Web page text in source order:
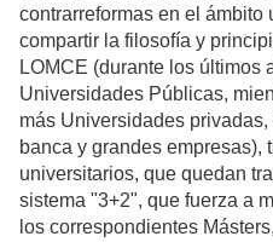
contrarreformas en el ámbito
compartir la filosofía y
LOMCE (durante los últimos
Universidades Públicas,
más Universidades
banca y grandes empresas),
universitarios, que quedan
sistema "3+2", que fuerza a
los correspondientes